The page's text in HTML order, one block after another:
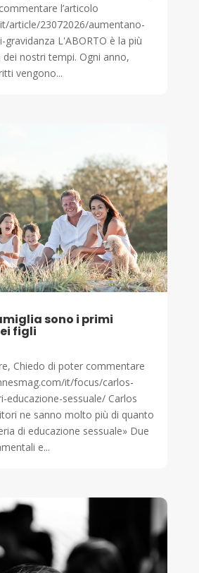
l’articolo
article/23072026/aumentano-
gravidanza L'ABORTO è la più
dei nostri tempi. Ogni anno,
vengono...
sono i primi
figli
Chiedo di poter commentare
it/focus/carlos-
educazione-sessuale/ Carlos
ne sanno molto più di quanto
di educazione sessuale» Due
e...